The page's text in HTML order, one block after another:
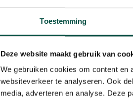
Toestemming
Deze website maakt gebruik van
We gebruiken cookies om content
websiteverkeer te analyseren. Ook
media, adverteren en analyse. Deze